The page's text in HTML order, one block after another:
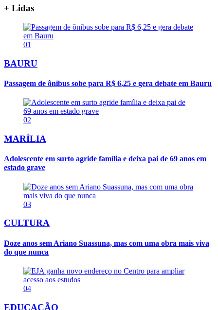
+ Lidas
01
BAURU
Passagem de ônibus sobe para R$ 6,25 e gera debate em Bauru
02
MARÍLIA
Adolescente em surto agride família e deixa pai de 69 anos em
estado grave
03
CULTURA
Doze anos sem Ariano Suassuna, mas com uma obra mais viva
do que nunca
04
EDUCAÇÃO